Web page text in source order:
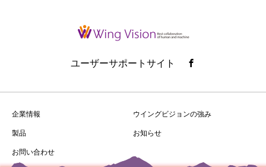
ユーザーサポートサイト
企業情報
ウイングビジョンの強み
製品
お知らせ
お問い合わせ